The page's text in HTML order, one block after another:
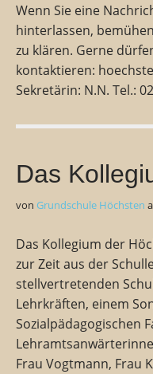
Wenn Sie eine
hinterlassen,
zu klären. Gerne
kontaktieren:
Sekretärin: N.N. Tel.:
Das
von Grundschule Höchsten
Das Kollegium der
zur Zeit aus der
stellvertretenden
Lehrkräften, einem
Sozialpädagogischen
Frau Vogtmann, Frau